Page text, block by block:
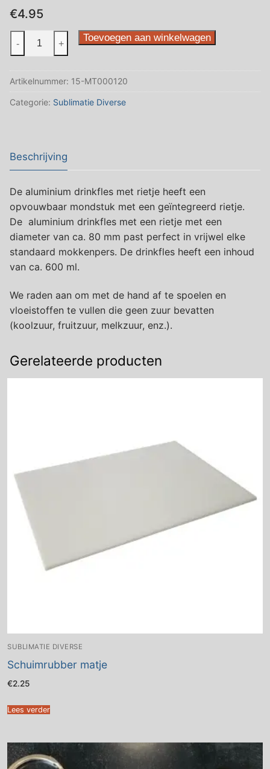
€4.95
Aluminium
drinkfles
rietjeKleur
Wit
- + Toevoegen aan winkelwagen
Artikelnummer: 15-MT000120
Categorie: Sublimatie Diverse
Beschrijving
De aluminium drinkfles met rietje heeft een
opvouwbaar mondstuk met een geïntegreerd rietje.
De aluminium drinkfles met een rietje met een
diameter van ca. 80 mm past perfect in vrijwel elke
standaard mokkenpers. De drinkfles heeft een inhoud
van ca. 600 ml.
We raden aan om met de hand af te spoelen en
vloeistoffen te vullen die geen zuur bevatten
(koolzuur, fruitzuur, melkzuur, enz.).
Gerelateerde producten
SUBLIMATIE DIVERSE
Schuimrubber matje
€2.25
Lees verder